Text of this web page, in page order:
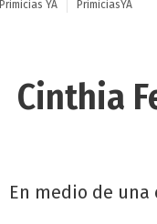
Primicias YA PrimiciasYA
Cinthia
En medio de